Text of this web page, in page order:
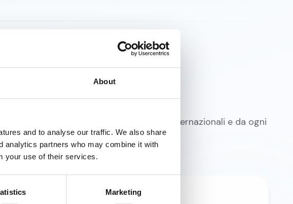
About
and to analyse our traffic. We also share
analytics partners who may combine it with
your use of their services.
Marketing
raggiungibile dai principali aeroporti internazionali e da ogni
che preferisci.